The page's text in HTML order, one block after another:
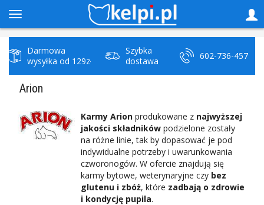
Darmowa
wysyłka od 129zł
Szybka
dostawa
602-736-457
Arion
Karmy Arion produkowane z najwyższej
jakości składników podzielone zostały
na różne linie, tak by dopasować je pod
indywidualne potrzeby i uwarunkowania
czworonogów. W ofercie znajdują się
karmy bytowe, weterynaryjne czy bez
glutenu i zbóż, które zadbają o zdrowie
i kondycję pupila.